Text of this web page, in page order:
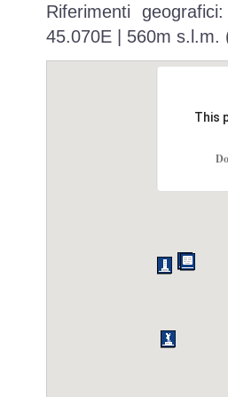
Riferimenti
45.070E | 560m s.l.m.
This